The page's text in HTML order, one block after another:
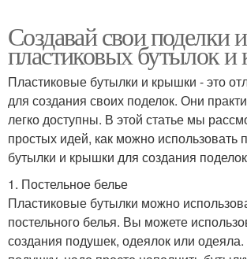
Создавай свои поделки
пластиковых бутылок
Пластиковые бутылки и крышки - это
для создания своих поделок. Они
легко доступны. В этой статье мы
простых идей, как можно использовать
бутылки и крышки для создания
1. Постельное белье
Пластиковые бутылки можно
постельного белья. Вы можете
создания подушек, одеялок или